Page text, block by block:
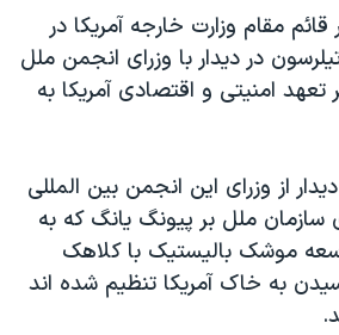
مقام وزارت خارجه آمریکا در
در دیدار با وزرای انجمن ملل
امنیتی و اقتصادی آمریکا به
از وزرای این انجمن بین المللی
ملل بر پیونگ یانگ که به
موشک بالیستیک با کلاهک
به خاک آمریکا تنظیم شده اند